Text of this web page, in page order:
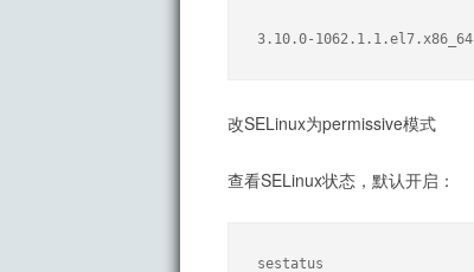
3.10.0-1062.1.1.el7.x86_64
改SELinux为permissive模式
查看SELinux状态，默认开启：
sestatus